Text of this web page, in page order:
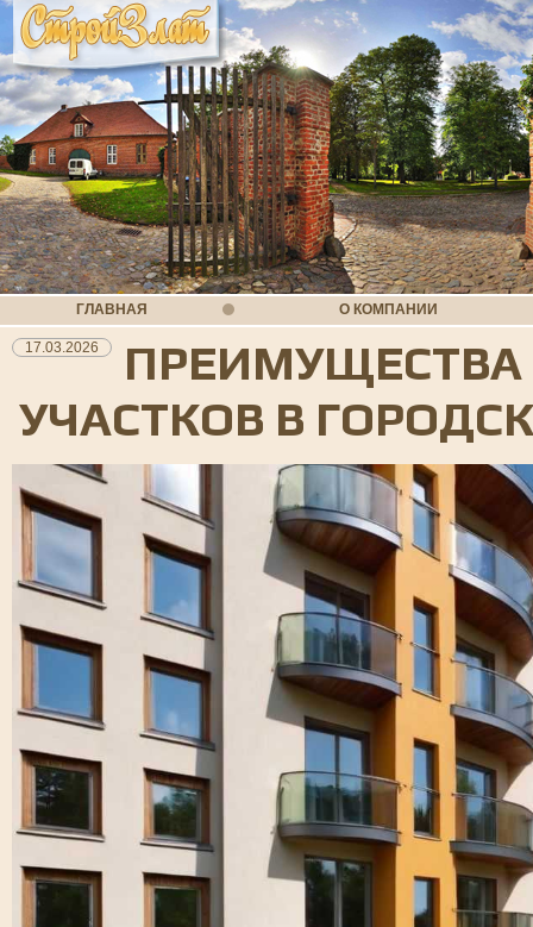
ГЛАВНАЯ О КОМПАНИИ
17.03.2026
ПРЕИМУЩЕСТВА
УЧАСТКОВ В